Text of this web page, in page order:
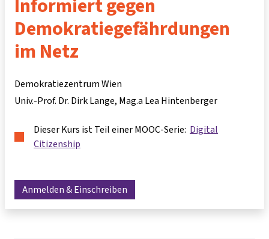
Informiert gegen
Demokratiegefährdungen
im Netz
Demokratiezentrum Wien
Univ.-Prof. Dr. Dirk Lange Mag.a Lea Hintenberger
Dieser Kurs ist Teil einer MOOC-Serie: Digital
Citizenship
Anmelden & Einschreiben